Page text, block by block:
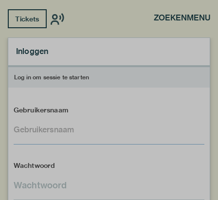
Tickets ZOEKENMENU
Inloggen
Log in om sessie te starten
Gebruikersnaam
Wachtwoord